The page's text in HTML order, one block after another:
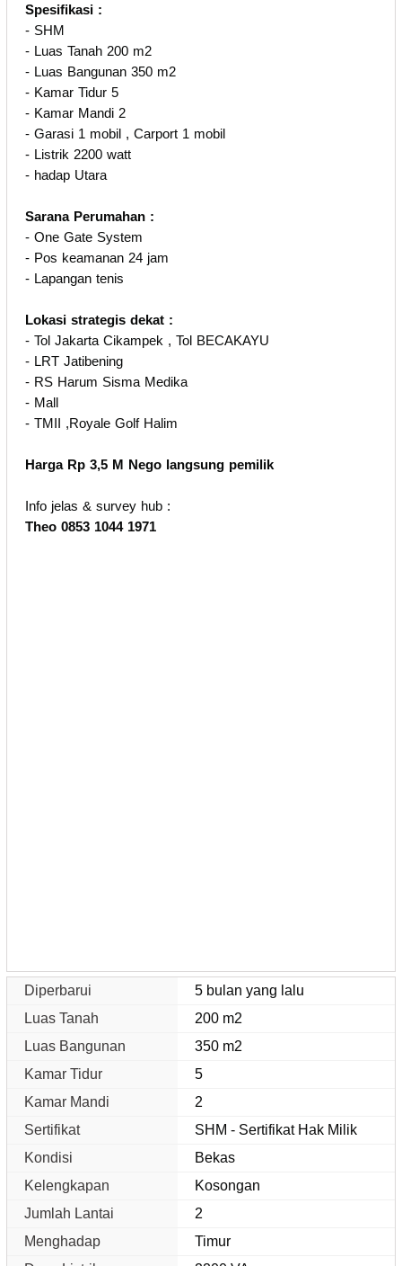
Spesifikasi :
- SHM
- Luas Tanah 200 m2
- Luas Bangunan 350 m2
- Kamar Tidur 5
- Kamar Mandi 2
- Garasi 1 mobil , Carport 1 mobil
- Listrik 2200 watt
- hadap Utara
Sarana Perumahan :
- One Gate System
- Pos keamanan 24 jam
- Lapangan tenis
Lokasi strategis dekat :
- Tol Jakarta Cikampek , Tol BECAKAYU
- LRT Jatibening
- RS Harum Sisma Medika
- Mall
- TMII ,Royale Golf Halim
Harga Rp 3,5 M Nego langsung pemilik
Info jelas & survey hub :
Theo 0853 1044 1971
Diperbarui
5 bulan yang lalu
Luas Tanah
200 m2
Luas Bangunan
350 m2
Kamar Tidur
5
Kamar Mandi
2
Sertifikat
SHM - Sertifikat Hak Milik
Kondisi
Bekas
Kelengkapan
Kosongan
Jumlah Lantai
2
Menghadap
Timur